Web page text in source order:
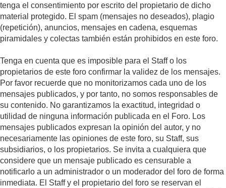
tenga el consentimiento por escrito del propietario de dicho
material protegido. El spam (mensajes no deseados), plagio
(repetición), anuncios, mensajes en cadena, esquemas
piramidales y colectas también están prohibidos en este foro.
Tenga en cuenta que es imposible para el Staff o los
propietarios de este foro confirmar la validez de los mensajes.
Por favor recuerde que no monitorizamos cada uno de los
mensajes publicados, y por tanto, no somos responsables de
su contenido. No garantizamos la exactitud, integridad o
utilidad de ninguna información publicada en el Foro. Los
mensajes publicados expresan la opinión del autor, y no
necesariamente las opiniones de este foro, su Staff, sus
subsidiarios, o los propietarios. Se invita a cualquiera que
considere que un mensaje publicado es censurable a
notificarlo a un administrador o un moderador del foro de forma
inmediata. El Staff y el propietario del foro se reservan el